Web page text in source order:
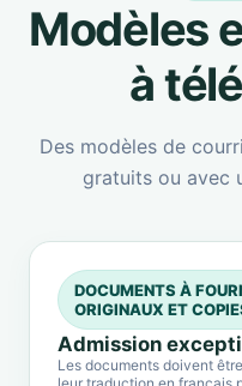
Modèles
à
Des modèles de
gratuits ou avec
DOCUMENTS À
ORIGINAUX ET
Admission
Les documents doivent